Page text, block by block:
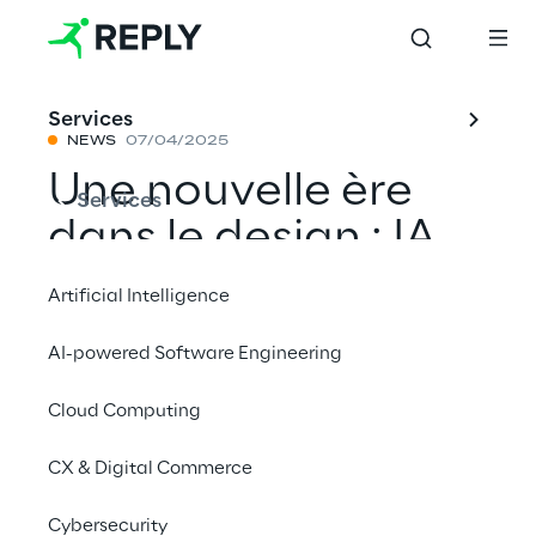
Services
Services
Artificial Intelligence
AI-powered Software Engineering
Cloud Computing
CX & Digital Commerce
Cybersecurity
NEWS 07/04/2025
Une nouvelle ère
dans le design : IA
générative et
synergie créative
entre Reply, ACPV
ARCHITECTS et
Marazzi